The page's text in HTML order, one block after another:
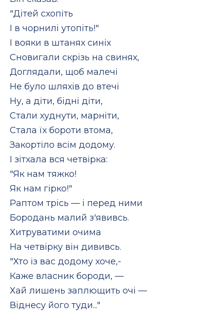
"Дітей схопіть
І в чорнилі утопіть!"
І вояки в штанях синіх
Сновигали скрізь на свинях,
Доглядали, щоб малечі
Не було шляхів до втечі
Ну, а діти, бідні діти,
Стали худнути, марніти,
Стала їх бороти втома,
Закортіло всім додому.
І зітхала вся четвірка:
"Як нам тяжко!
Як нам гірко!"
Раптом трісь — і перед ними
Бородань малий з'явивсь.
Хитруватими очима
На четвірку він дививсь.
"Хто із вас додому хоче,-
Каже власник бороди, —
Хай лишень заплющить очі —
Віднесу його туди..."